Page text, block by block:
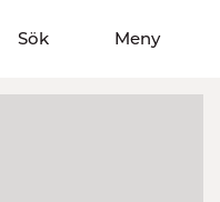
Sök
Visa sökfält Meny
Visa meny